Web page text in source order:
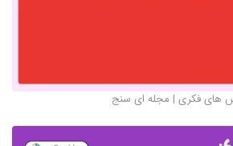
های فکری | مجله ای سنج